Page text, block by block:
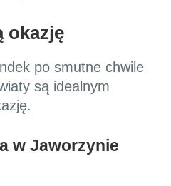
okazję
po smutne chwile
są idealnym
w Jaworzynie